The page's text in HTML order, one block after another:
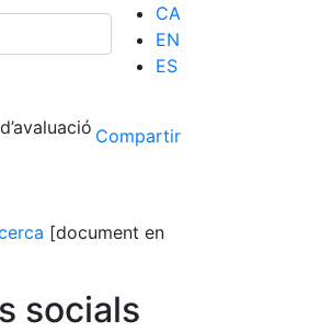
CA
EN
ES
Compartir
[document en
socials